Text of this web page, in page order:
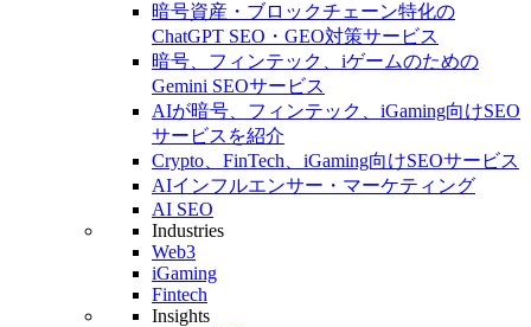
暗号資産・ブロックチェーン特化の
ChatGPT SEO・GEO対策サービス
暗号、フィンテック、iゲームのための
Gemini SEOサービス
AIが暗号、フィンテック、iGaming向けSEO
サービスを紹介
Crypto、FinTech、iGaming向けSEOサービス
AIインフルエンサー・マーケティング
AI SEO
Industries
Web3
iGaming
Fintech
Insights